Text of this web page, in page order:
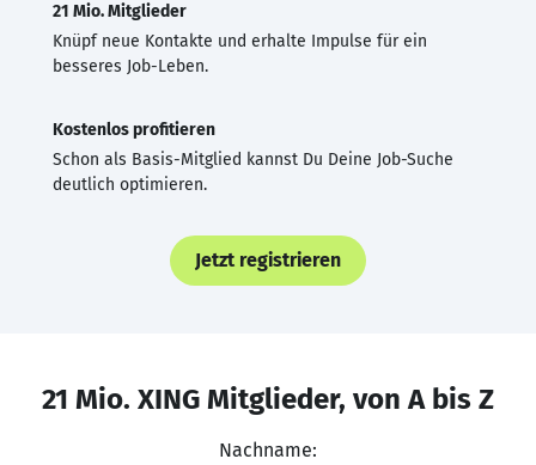
21 Mio. Mitglieder
Knüpf neue Kontakte und erhalte Impulse für ein
besseres Job-Leben.
Kostenlos profitieren
Schon als Basis-Mitglied kannst Du Deine Job-Suche
deutlich optimieren.
Jetzt registrieren
21 Mio. XING Mitglieder, von A bis Z
Nachname: